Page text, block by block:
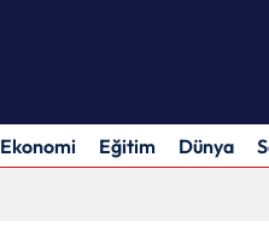
Ekonomi Eğitim Dünya